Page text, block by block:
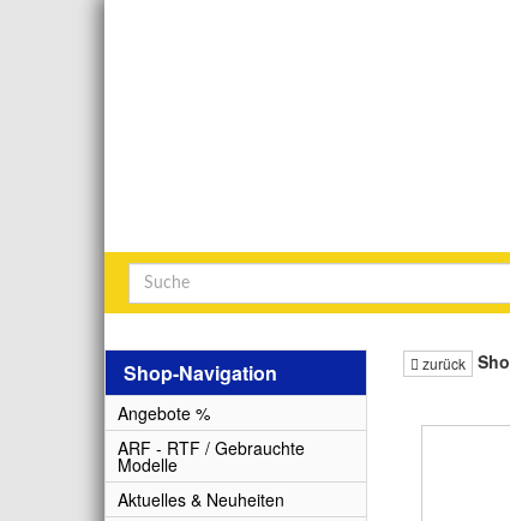
zurück
Shop-Navigation
Angebote %
ARF - RTF / Gebrauchte
Modelle
Aktuelles & Neuheiten